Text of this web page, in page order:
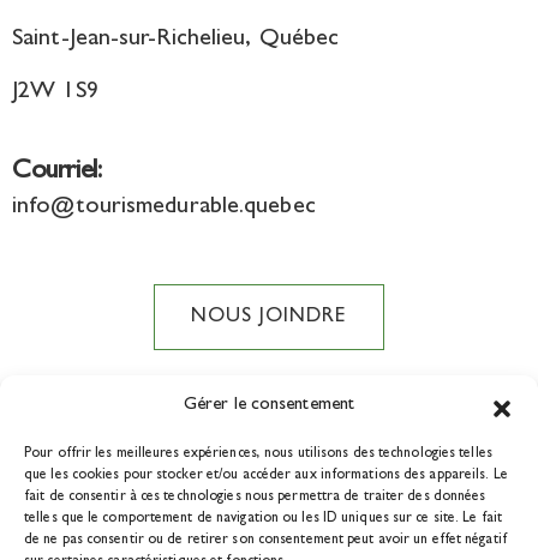
Gérer le consentement
Pour offrir les meilleures expériences, nous utilisons des technologies telles
que les cookies pour stocker et/ou accéder aux informations des appareils. Le
fait de consentir à ces technologies nous permettra de traiter des données
telles que le comportement de navigation ou les ID uniques sur ce site. Le fait
de ne pas consentir ou de retirer son consentement peut avoir un effet négatif
Saint-Jean-sur-Richelieu, Québec
J2W 1S9
Courriel:
info@tourismedurable.quebec
NOUS JOINDRE
DEVENIR MEMBRE